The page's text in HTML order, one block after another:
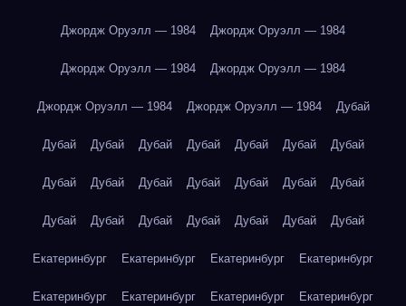
Джордж Оруэлл — 1984 Джордж Оруэлл — 1984
Джордж Оруэлл — 1984 Джордж Оруэлл — 1984
Джордж Оруэлл — 1984 Джордж Оруэлл — 1984 Дубай
Дубай Дубай Дубай Дубай Дубай Дубай Дубай
Дубай Дубай Дубай Дубай Дубай Дубай Дубай
Дубай Дубай Дубай Дубай Дубай Дубай Дубай
Екатеринбург Екатеринбург Екатеринбург Екатеринбург
Екатеринбург Екатеринбург Екатеринбург Екатеринбург